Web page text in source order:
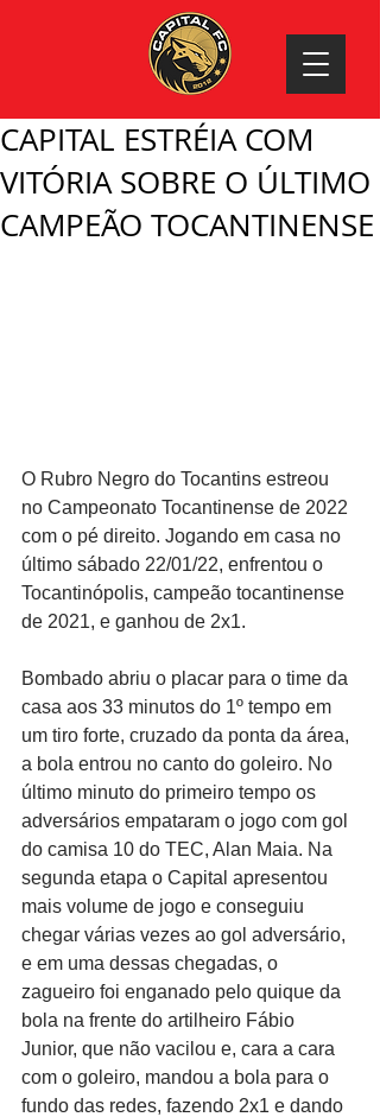
CAPITAL ESTRÉIA COM
VITÓRIA SOBRE O ÚLTIMO
CAMPEÃO TOCANTINENSE
O Rubro Negro do Tocantins estreou
no Campeonato Tocantinense de 2022
com o pé direito. Jogando em casa no
último sábado 22/01/22, enfrentou o
Tocantinópolis, campeão tocantinense
de 2021, e ganhou de 2x1.
Bombado abriu o placar para o time da
casa aos 33 minutos do 1º tempo em
um tiro forte, cruzado da ponta da área,
a bola entrou no canto do goleiro. No
último minuto do primeiro tempo os
adversários empataram o jogo com gol
do camisa 10 do TEC, Alan Maia. Na
segunda etapa o Capital apresentou
mais volume de jogo e conseguiu
chegar várias vezes ao gol adversário,
e em uma dessas chegadas, o
zagueiro foi enganado pelo quique da
bola na frente do artilheiro Fábio
Junior, que não vacilou e, cara a cara
com o goleiro, mandou a bola para o
fundo das redes, fazendo 2x1 e dando